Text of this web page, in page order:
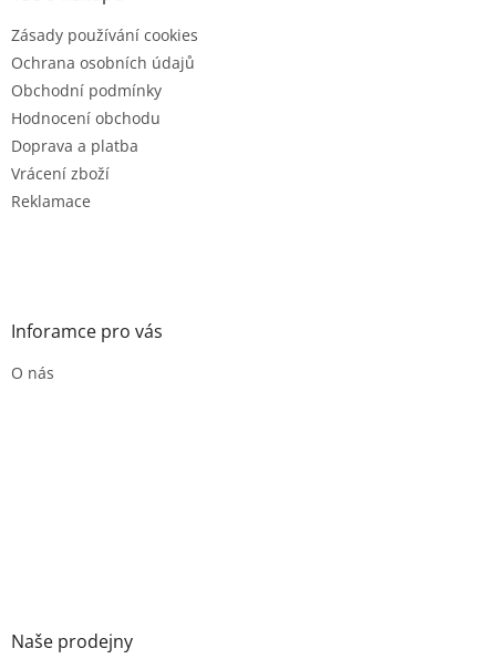
Zásady používání cookies
Ochrana osobních údajů
Obchodní podmínky
Hodnocení obchodu
Doprava a platba
Vrácení zboží
Reklamace
Inforamce pro vás
O nás
Naše prodejny